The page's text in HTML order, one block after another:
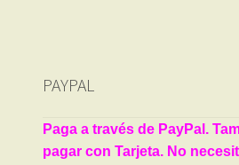
PAYPAL
Paga a través de PayPal.
pagar con Tarjeta. No